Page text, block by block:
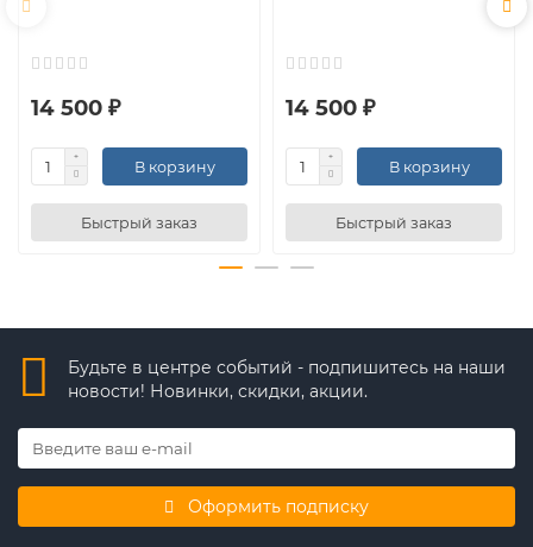
14 500 ₽
В корзину
Быстрый заказ
14 500 ₽
В корзину
Быстрый заказ
Будьте в центре событий - подпишитесь на наши
новости! Новинки, скидки, акции.
Оформить подписку